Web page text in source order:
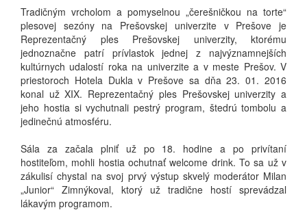
Tradičným vrcholom a pomyselnou „čerešničkou na torte“
plesovej sezóny na Prešovskej univerzite v Prešove je
Reprezentačný ples Prešovskej univerzity, ktorému
jednoznačne patrí prívlastok jednej z najvýznamnejších
kultúrnych udalostí roka na univerzite a v meste Prešov. V
priestoroch Hotela Dukla v Prešove sa dňa 23. 01. 2016
konal už XIX. Reprezentačný ples Prešovskej univerzity a
jeho hostia si vychutnali pestrý program, štedrú tombolu a
jedinečnú atmosféru.
Sála za začala plniť už po 18. hodine a po privítaní
hostiteľom, mohli hostia ochutnať welcome drink. To sa už v
zákulisí chystal na svoj prvý výstup skvelý moderátor Milan
„Junior“ Zimnýkoval, ktorý už tradične hostí sprevádzal
lákavým programom.